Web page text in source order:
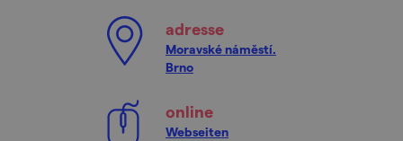
adresse
Moravské náměstí.
Brno
online
Webseiten